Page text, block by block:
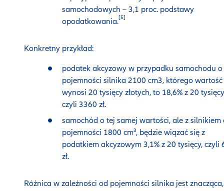
samochodowych – 3,1 proc. podstawy
opodatkowania.[5]
Konkretny przykład:
podatek akcyzowy w przypadku samochodu o
pojemności silnika 2100 cm3, którego wartość
wynosi 20 tysięcy złotych, to 18,6% z 20
czyli 3360 zł.
samochód o tej samej wartości, ale z silnikiem
pojemności 1800 cm³, będzie wiązać się z
podatkiem akcyzowym 3,1% z 20 tysięcy, czyli
zł.
Różnica w zależności od pojemności silnika jest znacząca,